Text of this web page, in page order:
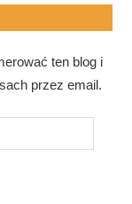
ten blog i
przez email.